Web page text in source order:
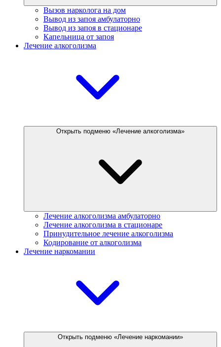
Вызов нарколога на дом
Вывод из запоя амбулаторно
Вывод из запоя в стационаре
Капельница от запоя
Лечение алкоголизма
Открыть подменю «Лечение алкоголизма»
Лечение алкоголизма амбулаторно
Лечение алкоголизма в стационаре
Принудительное лечение алкоголизма
Кодирование от алкоголизма
Лечение наркомании
Открыть подменю «Лечение наркомании»